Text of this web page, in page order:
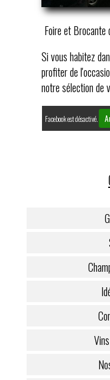
Foire et
Si vous habitez
profiter de
notre sélection de
Facebook est désactivé.